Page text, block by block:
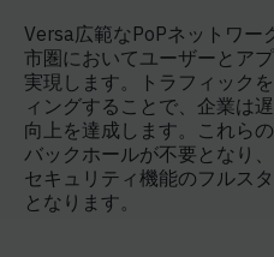
Versa広範なPoPネットワ
市圏においてユーザーとア
実現します。トラフィック
ィングすることで、企業は
向上を達成します。これら
バックホールが不要となり
セキュリティ機能のフルス
となります。